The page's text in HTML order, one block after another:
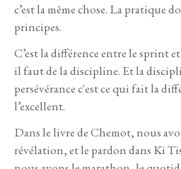
c’est la même chose. La pratique
principes.
C’est la différence entre le sprint
il faut de la discipline. Et la
persévérance c'est ce qui fait la
l’excellent.
Dans le livre de Chemot, nous
révélation, et le pardon dans Ki